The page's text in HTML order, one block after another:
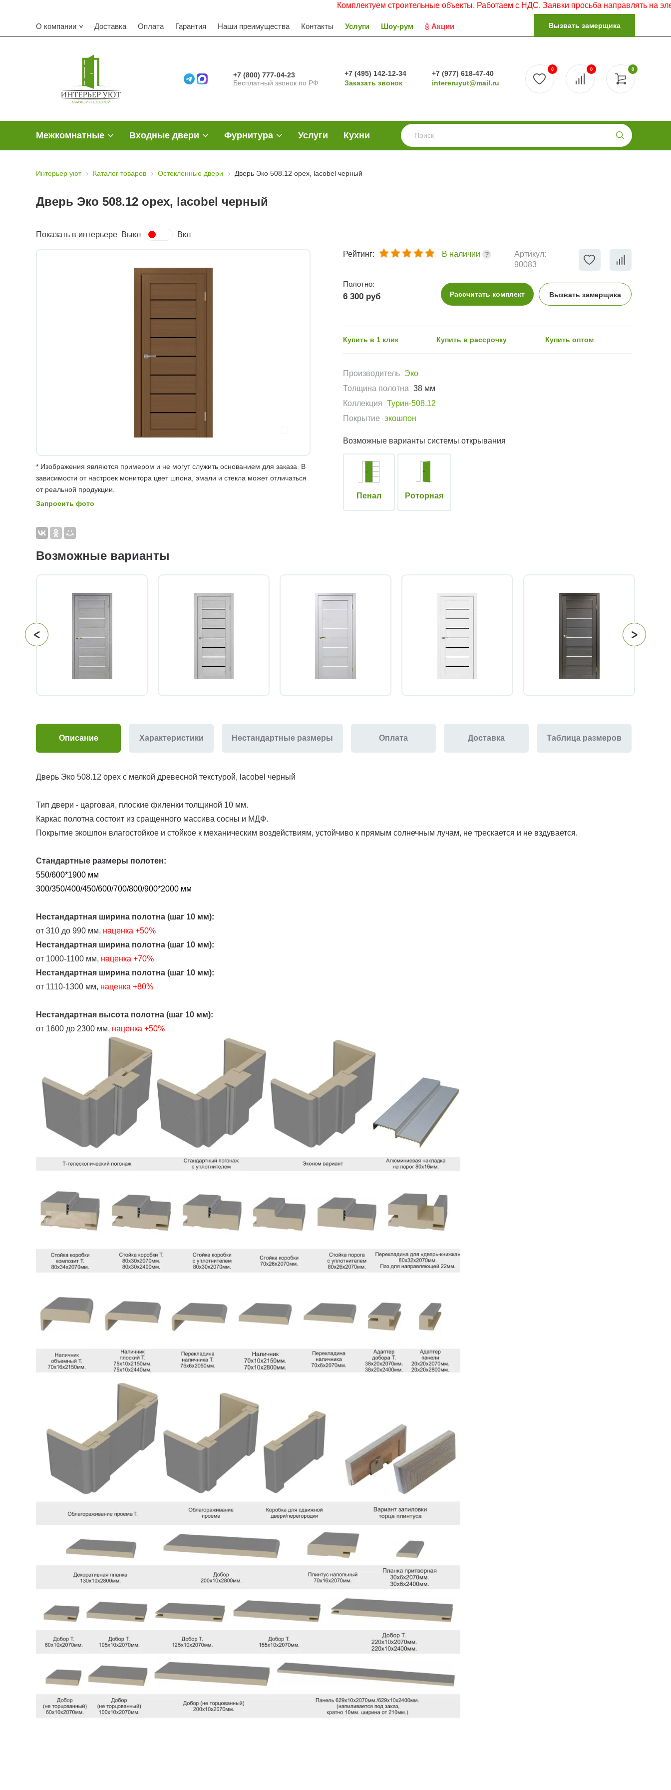
Комплектуем строительные объекты. Работаем с НДС. Заявки просьба направлять на
О компании Доставка Оплата Гарантия Наши преимущества Контакты Услуги Шоу-рум Акции Вызвать замерщика
+7 (800) 777-04-23
Бесплатный звонок по РФ
+7 (495) 142-12-34
Заказать звонок
+7 (977) 618-47-40
intereruyut@mail.ru
0
0 0
Межкомнатные Входные двери Фурнитура Услуги Кухни
Интерьер уют Каталог товаров Остекленные двери Дверь Эко 508.12 орех, lacobel черный
Дверь Эко 508.12 орех, lacobel черный
Показать в интерьере Выкл Вкл
* Изображения являются примером и не могут служить основанием для заказа. В
зависимости от настроек монитора цвет шпона, эмали и стекла может отличаться
от реальной продукции.
Запросить фото
Рейтинг: В наличии
Артикул:
90083
Полотно:
6 300 руб Рассчитать комплект Вызвать замерщика
Купить в 1 клик Купить в рассрочку Купить оптом
Производитель Эко
Толщина полотна 38 мм
Коллекция Турин-508.12
Покрытие экошпон
Возможные варианты системы открывания
Пенал Роторная
Возможные варианты
Описание Характеристики Нестандартные размеры Оплата Доставка Таблица размеров
Дверь Эко 508.12 орех с мелкой древесной текстурой, lacobel черный
Тип двери - царговая, плоские филенки толщиной 10 мм.
Каркас полотна состоит из сращенного массива сосны и МДФ.
Покрытие экошпон влагостойкое и стойкое к механическим воздействиям, устойчиво к прямым солнечным лучам, не трескается и не вздувается.
Стандартные размеры полотен:
550/600*1900 мм
300/350/400/450/600/700/800/900*2000 мм
Нестандартная ширина полотна (шаг 10 мм):
от 310 до 990 мм, наценка +50%
Нестандартная ширина полотна (шаг 10 мм):
от 1000-1100 мм, наценка +70%
Нестандартная ширина полотна (шаг 10 мм):
от 1110-1300 мм, наценка +80%
Нестандартная высота полотна (шаг 10 мм):
от 1600 до 2300 мм, наценка +50%